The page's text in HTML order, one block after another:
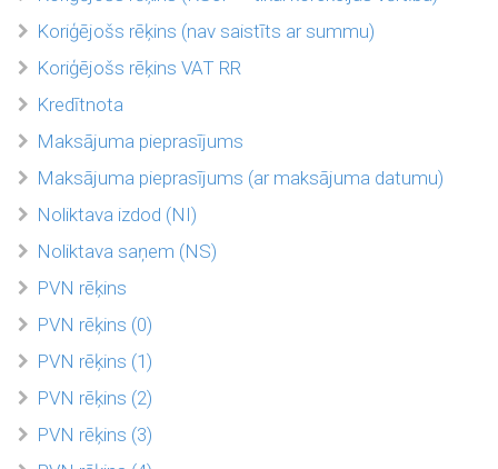
Koriģējošs rēķins (nav saistīts ar summu)
Koriģējošs rēķins VAT RR
Kredītnota
Maksājuma pieprasījums
Maksājuma pieprasījums (ar maksājuma datumu)
Noliktava izdod (NI)
Noliktava saņem (NS)
PVN rēķins
PVN rēķins (0)
PVN rēķins (1)
PVN rēķins (2)
PVN rēķins (3)